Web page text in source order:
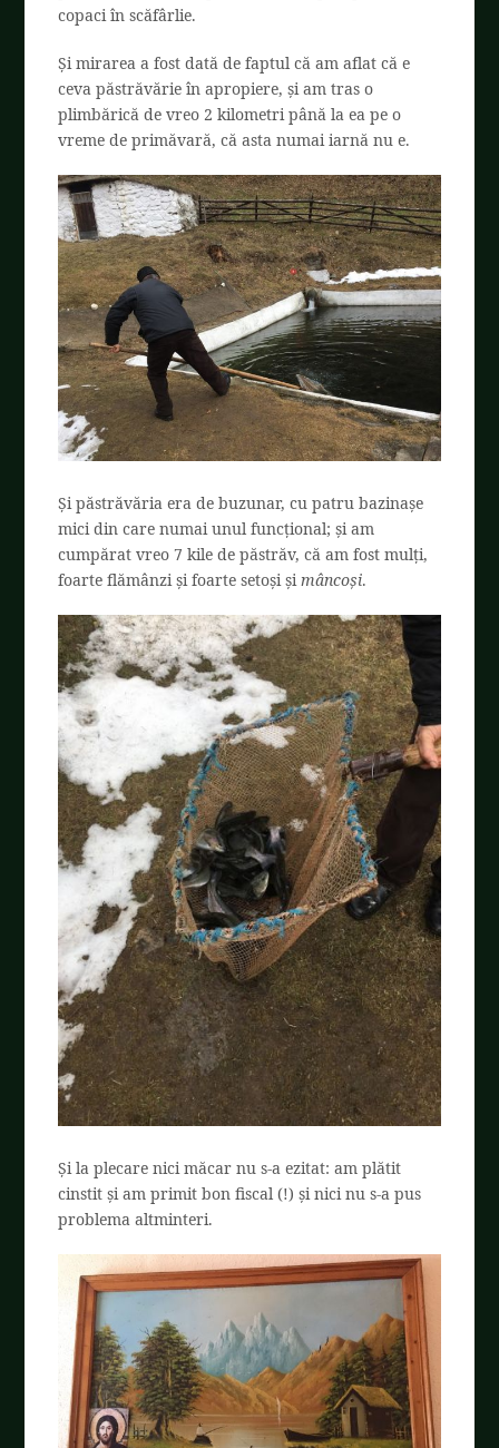
copaci în scăfârlie.
Și mirarea a fost dată de faptul că am aflat că e
ceva păstrăvărie în apropiere, și am tras o
plimbărică de vreo 2 kilometri până la ea pe o
vreme de primăvară, că asta numai iarnă nu e.
Și păstrăvăria era de buzunar, cu patru bazinașe
mici din care numai unul funcțional; și am
cumpărat vreo 7 kile de păstrăv, că am fost mulți,
foarte flămânzi și foarte setoși șimâncoși.
Și la plecare nici măcar nu s-a ezitat: am plătit
cinstit și am primit bon fiscal (!) și nici nu s-a pus
problema altminteri.